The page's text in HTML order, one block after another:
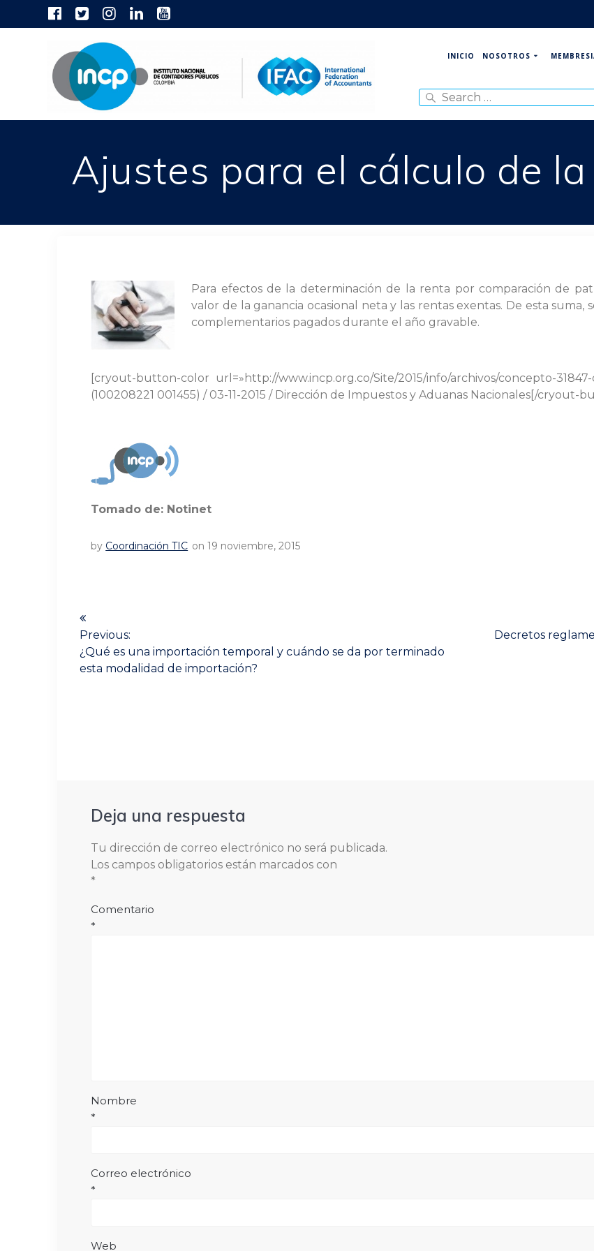
INICIO NOSOTROS
for:
Ajustes para el cálculo de
Para efectos de la determinación de la renta por comparación de
valor de la ganancia ocasional neta y las rentas exentas. De esta
complementarios pagados durante el año gravable.
[cryout-button-color url=»http://www.incp.org.co/Site/2015/info/archivos/concepto-31847-
(100208221 001455) / 03-11-2015 / Dirección de Impuestos y Aduanas Nacionales[/cryout-
Tomado de: Notinet
by Coordinación TIC on 19 noviembre, 2015
Navegación
de
entradas
Previous:
Previous
post:
¿Qué es una importación temporal y cuándo se da por terminado
esta modalidad de importación?
NextDecretos
Deja una respuesta
Tu dirección de correo electrónico no será publicada.
Los campos obligatorios están marcados con
*
Comentario
*
Nombre
*
Correo electrónico
*
Web